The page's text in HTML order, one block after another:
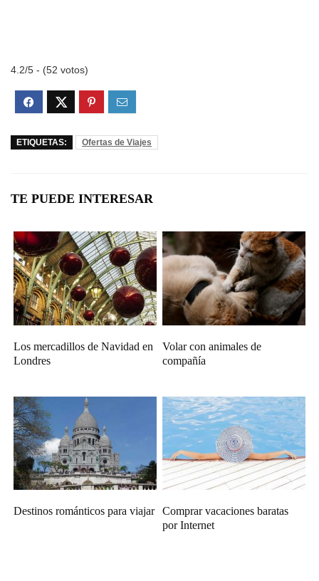
4.2/5 - (52 votos)
ETIQUETAS: Ofertas de Viajes
TE PUEDE INTERESAR
Los mercadillos de Navidad en
Londres
Volar con animales de
compañía
Destinos románticos para viajar
Comprar vacaciones baratas
por Internet